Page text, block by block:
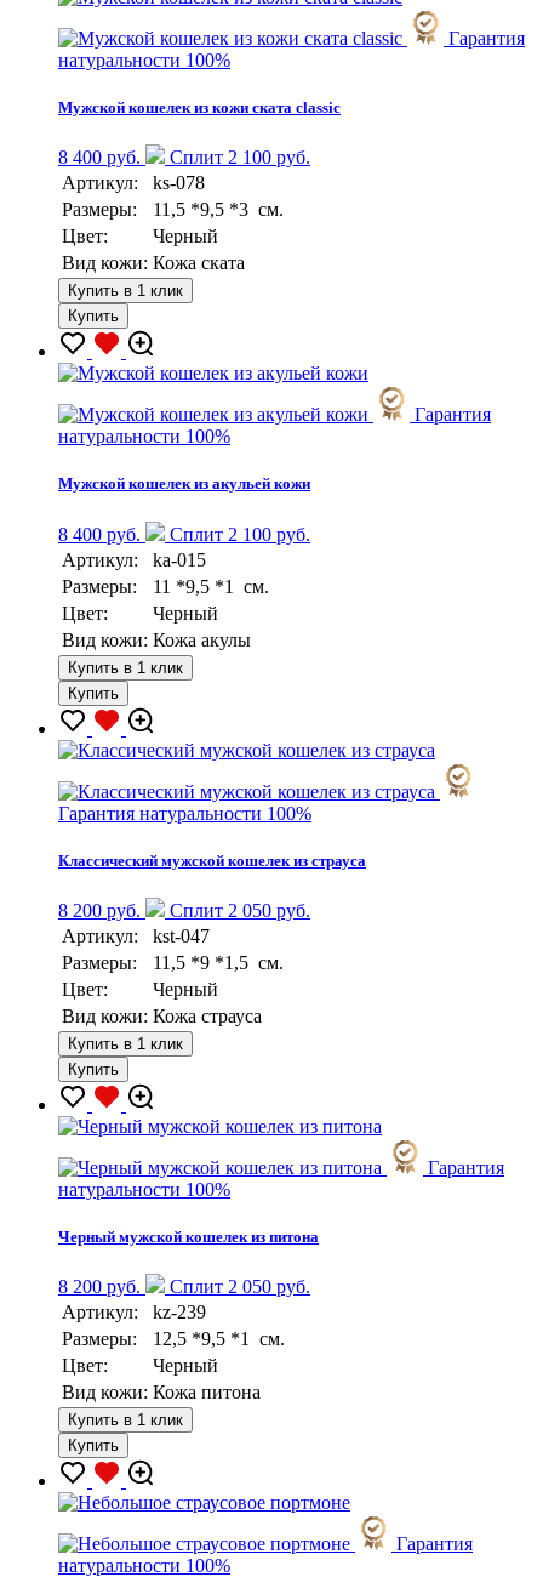
Гарантия
натуральности 100%
Мужской кошелек из кожи ската classic
8 400 руб.
Сплит 2 100 руб.
Артикул:
ks-078
Размеры:
11,5 *9,5 *3 см.
Цвет:
Черный
Вид кожи: Кожа ската
Купить в 1 клик
Купить
Гарантия
натуральности 100%
Мужской кошелек из акульей кожи
8 400 руб.
Сплит 2 100 руб.
Артикул:
ka-015
Размеры:
11 *9,5 *1 см.
Цвет:
Черный
Вид кожи: Кожа акулы
Купить в 1 клик
Купить
Гарантия натуральности 100%
Классический мужской кошелек из страуса
8 200 руб.
Сплит 2 050 руб.
Артикул:
kst-047
Размеры:
11,5 *9 *1,5 см.
Цвет:
Черный
Вид кожи: Кожа страуса
Купить в 1 клик
Купить
Гарантия
натуральности 100%
Черный мужской кошелек из питона
8 200 руб.
Сплит 2 050 руб.
Артикул:
kz-239
Размеры:
12,5 *9,5 *1 см.
Цвет:
Черный
Вид кожи: Кожа питона
Купить в 1 клик
Купить
Гарантия
натуральности 100%